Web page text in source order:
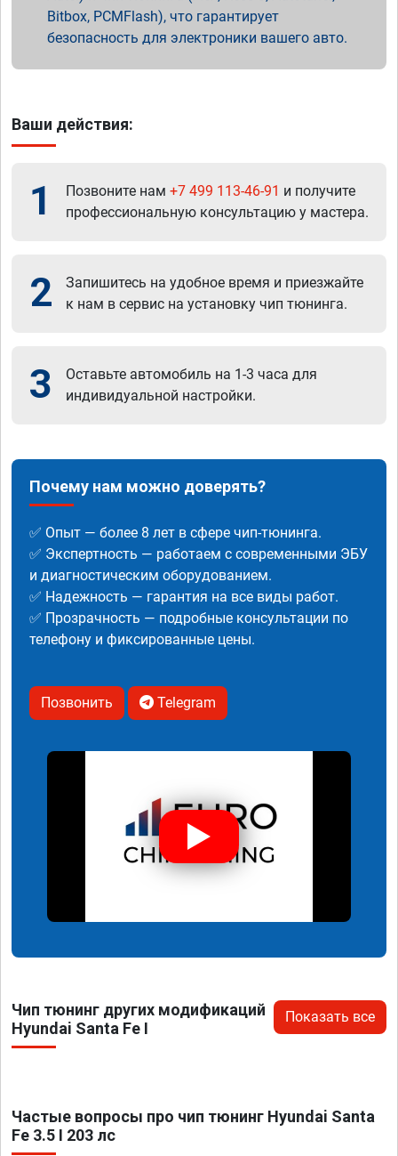
Bitbox, PCMFlash), что гарантирует
безопасность для электроники вашего авто.
Ваши действия:
1 Позвоните нам +7 499 113-46-91 и получите
профессиональную консультацию у мастера.
2
Запишитесь на удобное время и приезжайте
к нам в сервис на установку чип тюнинга.
3
Оставьте автомобиль на 1-3 часа для
индивидуальной настройки.
Почему нам можно доверять?
✅ Опыт — более 8 лет в сфере чип-тюнинга.
✅ Экспертность — работаем с современными ЭБУ
и диагностическим оборудованием.
✅ Надежность — гарантия на все виды работ.
✅ Прозрачность — подробные консультации по
телефону и фиксированные цены.
Позвонить Telegram
Чип тюнинг других модификаций
Hyundai Santa Fe I
Показать все
Частые вопросы про чип тюнинг Hyundai Santa
Fe 3.5 I 203 лс